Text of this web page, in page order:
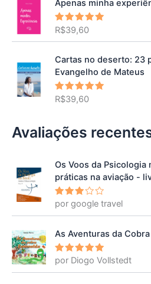
Apenas minha
Avaliação
de 5
R$39,60
Cartas no deserto: 23
Evangelho de Mateus
Avaliação
de 5
R$39,60
Avaliações
Os Voos da Psicologia
práticas na aviação -
Avalia
ção3
por google travel
As Aventuras da
Avaliação
5
por Diogo Vollstedt